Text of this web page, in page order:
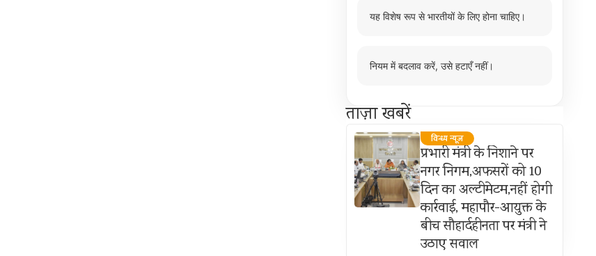
यह विशेष रूप से भारतीयों के लिए होना चाहिए।
नियम में बदलाव करें, उसे हटाएँ नहीं।
ताज़ा खबरें
विन्ध्य न्यूज़
प्रभारी मंत्री के निशाने पर
नगर निगम,अफसरों को 10
दिन का अल्टीमेटम,नहीं होगी
कार्रवाई, महापौर-आयुक्त के
बीच सौहार्दहीनता पर मंत्री ने
उठाए सवाल